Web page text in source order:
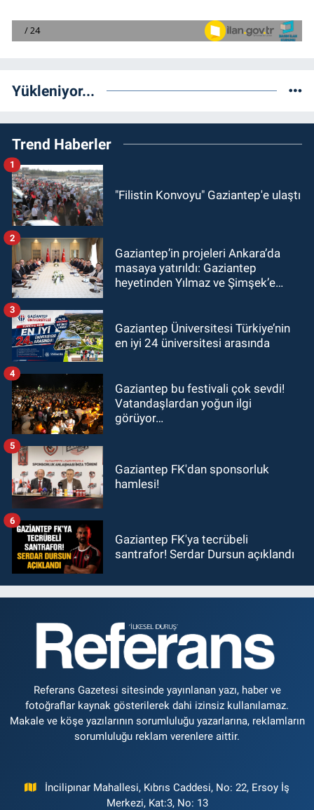
Yükleniyor...
Trend Haberler
"Filistin Konvoyu" Gaziantep'e ulaştı
1
Gaziantep’in projeleri Ankara’da
masaya yatırıldı: Gaziantep
heyetinden Yılmaz ve Şimşek’e
2
Gaziantep Üniversitesi Türkiye’nin
en iyi 24 üniversitesi arasında
3
Gaziantep bu festivali çok sevdi!
Vatandaşlardan yoğun ilgi
görüyor…
4
Gaziantep FK'dan sponsorluk
hamlesi!
5
Gaziantep FK'ya tecrübeli
santrafor! Serdar Dursun açıklandı
6
Referans Gazetesi sitesinde yayınlanan yazı, haber ve
fotoğraflar kaynak gösterilerek dahi izinsiz kullanılamaz.
Makale ve köşe yazılarının sorumluluğu yazarlarına, reklamların
sorumluluğu reklam verenlere aittir.
İncilipınar Mahallesi, Kıbrıs Caddesi, No: 22, Ersoy İş
Merkezi, Kat:3, No: 13